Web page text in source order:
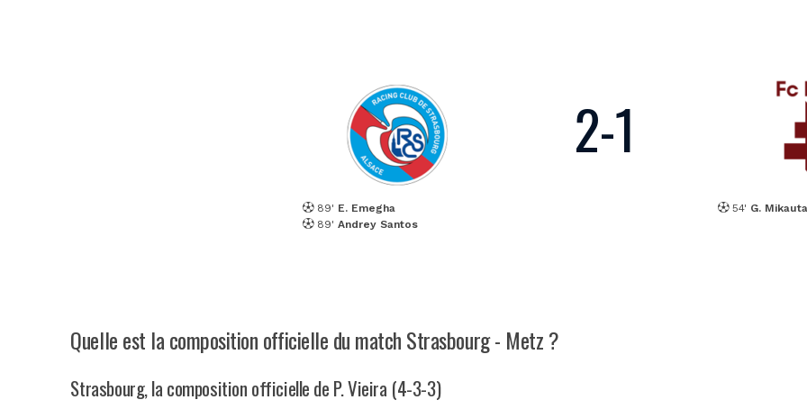
89' E. Emegha
89' Andrey Santos
2-1
54' G.
Quelle est la composition officielle du match Strasbourg - Metz ?
Strasbourg, la composition officielle de P. Vieira (4-3-3)